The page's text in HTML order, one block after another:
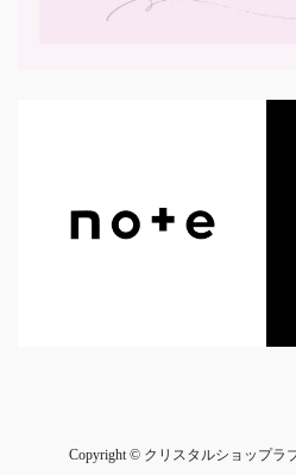
Copyright © クリスタルショップラ